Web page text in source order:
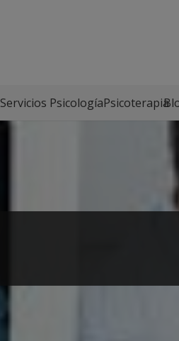
Servicios PsicologíaPsicoterapia